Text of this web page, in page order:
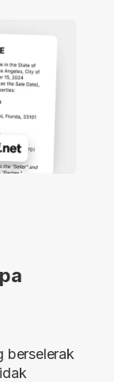
berselerak